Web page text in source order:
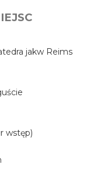
jakw Reims
wstęp)